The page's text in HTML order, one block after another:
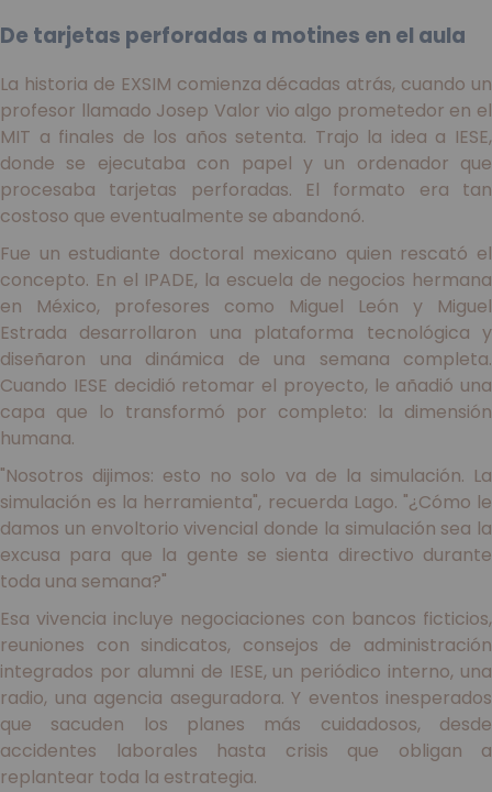
De tarjetas perforadas a motines en el aula
La historia de EXSIM comienza décadas atrás, cuando un
profesor llamado Josep Valor vio algo prometedor en el
MIT a finales de los años setenta. Trajo la idea a IESE,
donde se ejecutaba con papel y un ordenador que
procesaba tarjetas perforadas. El formato era tan
costoso que eventualmente se abandonó.
Fue un estudiante doctoral mexicano quien rescató el
concepto. En el IPADE, la escuela de negocios hermana
en México, profesores como Miguel León y Miguel
Estrada desarrollaron una plataforma tecnológica y
diseñaron una dinámica de una semana completa.
Cuando IESE decidió retomar el proyecto, le añadió una
capa que lo transformó por completo: la dimensión
humana.
"Nosotros dijimos: esto no solo va de la simulación. La
simulación es la herramienta", recuerda Lago. "¿Cómo le
damos un envoltorio vivencial donde la simulación sea la
excusa para que la gente se sienta directivo durante
toda una semana?"
Esa vivencia incluye negociaciones con bancos ficticios,
reuniones con sindicatos, consejos de administración
integrados por alumni de IESE, un periódico interno, una
radio, una agencia aseguradora. Y eventos inesperados
que sacuden los planes más cuidadosos, desde
accidentes laborales hasta crisis que obligan a
replantear toda la estrategia.